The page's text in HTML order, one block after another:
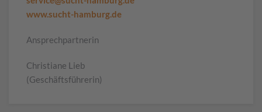
www.sucht-hamburg.de
Ansprechpartnerin
Christiane Lieb
(Geschäftsführerin)